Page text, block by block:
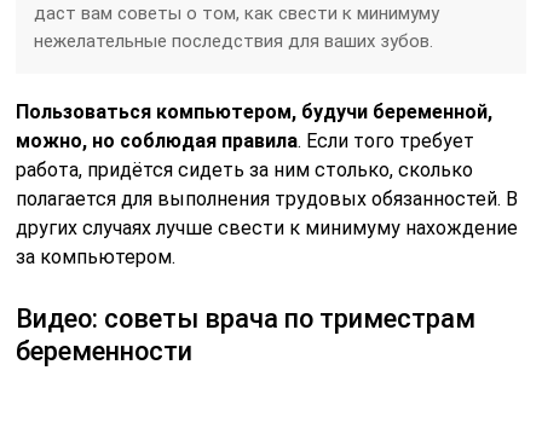
даст вам советы о том, как свести к минимуму
нежелательные последствия для ваших зубов.
Пользоваться компьютером, будучи беременной,
можно, но соблюдая правила. Если того требует
работа, придётся сидеть за ним столько, сколько
полагается для выполнения трудовых обязанностей. В
других случаях лучше свести к минимуму нахождение
за компьютером.
Видео: советы врача по триместрам
беременности